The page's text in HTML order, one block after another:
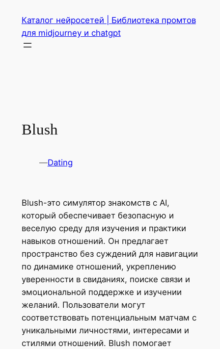
содержимому
Каталог нейросетей | Библиотека промтов
для midjourney и chatgpt
Blush
—Dating
Blush-это симулятор знакомств с AI,
который обеспечивает безопасную и
веселую среду для изучения и практики
навыков отношений. Он предлагает
пространство без суждений для навигации
по динамике отношений, укреплению
уверенности в свиданиях, поиске связи и
эмоциональной поддержке и изучении
желаний. Пользователи могут
соответствовать потенциальным матчам с
уникальными личностями, интересами и
стилями отношений. Blush помогает